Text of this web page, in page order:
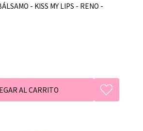
- KISS MY LIPS - RENO -